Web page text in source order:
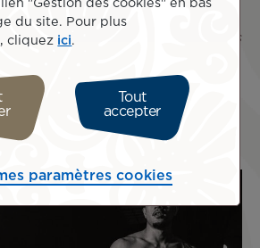
lors de la soirée des
représenter la Polynésie sur les
du podium, un merci à tous pour
"Gestion des cookies" en bas
du site. Pour plus
cliquez ici.
Tout
accepter
paramètres cookies